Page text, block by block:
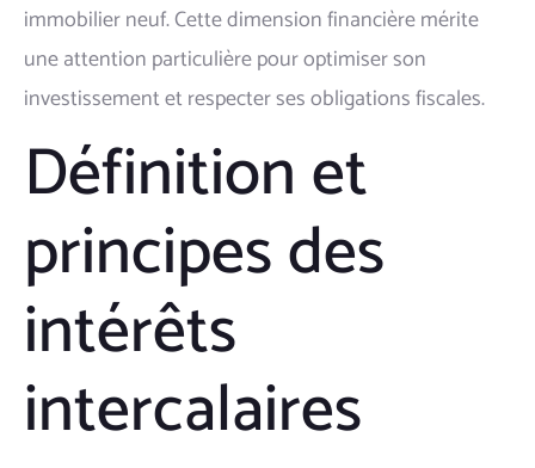
immobilier neuf. Cette dimension financière mérite
une attention particulière pour optimiser son
investissement et respecter ses obligations fiscales.
Définition et
principes des
intérêts
intercalaires